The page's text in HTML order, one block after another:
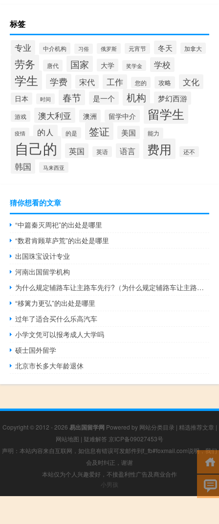
标签
专业 中介机构 习俗 俄罗斯 元宵节 冬天 加拿大
劳务 唐代 国家 大学 奖学金 学校
学生 学费 宋代 工作 您的 攻略 文化
日本 时间 春节 是一个 机构 梦幻西游
游戏 澳大利亚 澳洲 留学中介 留学生
疫情 的人 的是 签证 美国 能力
自己的 英国 英语 语言 费用 还不
韩国 马来西亚
猜你想看的文章
“中篇秦灭周祀”的出处是哪里
“数君肯顾草庐荒”的出处是哪里
出国珠宝设计专业
河南出国留学机构
为什么规定辅路车让主路车先行?（为什么规定辅路车让主路车先行）
“移篱力更弘”的出处是哪里
过年了适合买什么乐高汽车
小学文凭可以报考成人大学吗
硕士国外留学
北京市长多大年龄退休
Copyright © 2012 - 2026 易出国留学网 Powered by 网站分类目录 | 精选推荐文章 |
网站地图 | 疑难解答 京ICP备09027453号
声明：本站内容来自互联网，如信息有错误可发邮件到f_fb#foxmail.com说明，我们
会及时纠正，谢谢
本站仅为个人兴趣爱好，不接盈利性广告及商业合作
小男孩